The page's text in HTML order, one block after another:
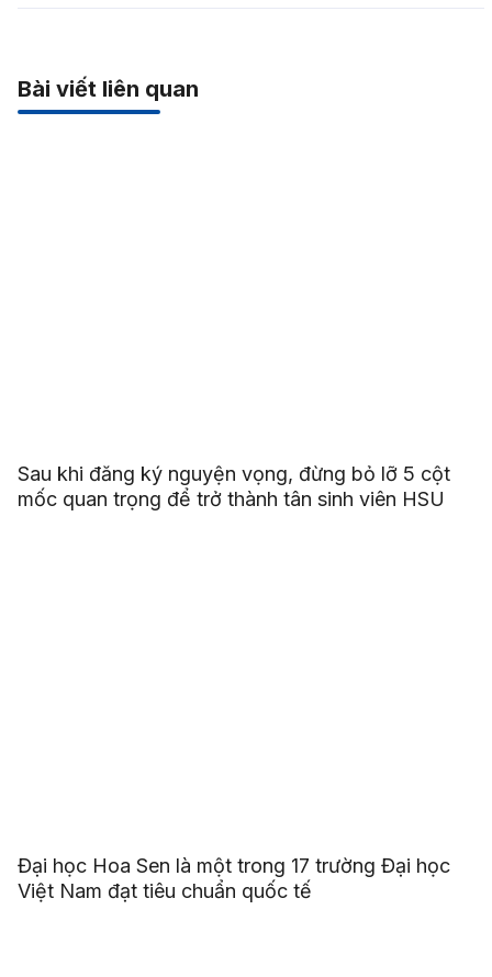
Bài viết liên quan
Sau khi đăng ký nguyện vọng, đừng bỏ lỡ 5 cột
mốc quan trọng để trở thành tân sinh viên HSU
Đại học Hoa Sen là một trong 17 trường Đại học
Việt Nam đạt tiêu chuẩn quốc tế